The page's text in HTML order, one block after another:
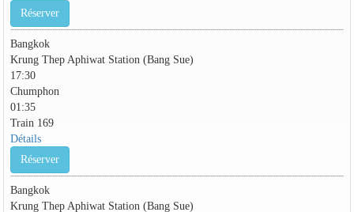
Réserver
Bangkok
Krung Thep Aphiwat Station (Bang Sue)
17:30
Chumphon
01:35
Train 169
Détails
Réserver
Bangkok
Krung Thep Aphiwat Station (Bang Sue)